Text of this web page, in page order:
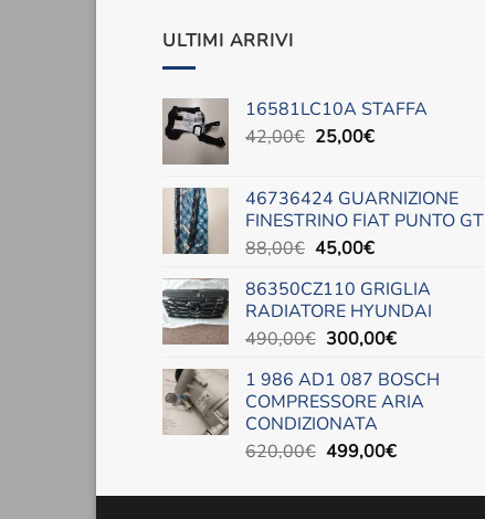
ULTIMI ARRIVI
16581LC10A STAFFA
42,00€ Il
era:
42,00€.
25,00€Il
è:
25,00€.
46736424 GUARNIZIONE
FINESTRINO FIAT PUNTO GT
88,00€ Il
originale
era:
88,00€.
45,00€Il
attuale
è:
45,00€.
86350CZ110 GRIGLIA
RADIATORE HYUNDAI
490,00€ Il
originale
era:
490,00€.
300,00€Il
attuale
è:
1 986 AD1 087 BOSCH
COMPRESSORE ARIA
CONDIZIONATA
620,00€ Il
originale
499,00€Il
attuale